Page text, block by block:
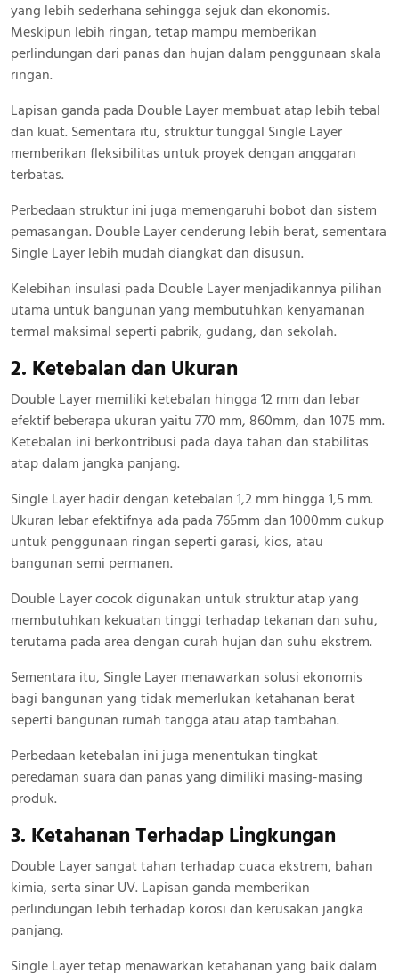
yang lebih sederhana sehingga sejuk dan ekonomis.
Meskipun lebih ringan, tetap mampu memberikan
perlindungan dari panas dan hujan dalam penggunaan skala
ringan.
Lapisan ganda pada Double Layer membuat atap lebih tebal
dan kuat. Sementara itu, struktur tunggal Single Layer
memberikan fleksibilitas untuk proyek dengan anggaran
terbatas.
Perbedaan struktur ini juga memengaruhi bobot dan sistem
pemasangan. Double Layer cenderung lebih berat, sementara
Single Layer lebih mudah diangkat dan disusun.
Kelebihan insulasi pada Double Layer menjadikannya pilihan
utama untuk bangunan yang membutuhkan kenyamanan
termal maksimal seperti pabrik, gudang, dan sekolah.
2. Ketebalan dan Ukuran
Double Layer memiliki ketebalan hingga 12 mm dan lebar
efektif beberapa ukuran yaitu 770 mm, 860mm, dan 1075 mm.
Ketebalan ini berkontribusi pada daya tahan dan stabilitas
atap dalam jangka panjang.
Single Layer hadir dengan ketebalan 1,2 mm hingga 1,5 mm.
Ukuran lebar efektifnya ada pada 765mm dan 1000mm cukup
untuk penggunaan ringan seperti garasi, kios, atau
bangunan semi permanen.
Double Layer cocok digunakan untuk struktur atap yang
membutuhkan kekuatan tinggi terhadap tekanan dan suhu,
terutama pada area dengan curah hujan dan suhu ekstrem.
Sementara itu, Single Layer menawarkan solusi ekonomis
bagi bangunan yang tidak memerlukan ketahanan berat
seperti bangunan rumah tangga atau atap tambahan.
Perbedaan ketebalan ini juga menentukan tingkat
peredaman suara dan panas yang dimiliki masing-masing
produk.
3. Ketahanan Terhadap Lingkungan
Double Layer sangat tahan terhadap cuaca ekstrem, bahan
kimia, serta sinar UV. Lapisan ganda memberikan
perlindungan lebih terhadap korosi dan kerusakan jangka
panjang.
Single Layer tetap menawarkan ketahanan yang baik dalam